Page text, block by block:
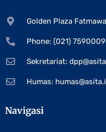
Golden Plaza
Phone: (021)
Sekretariat:
Humas:
Navigasi